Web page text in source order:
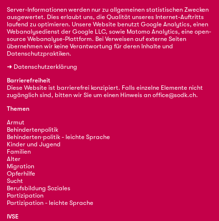
Server-Informationen werden nur zu allgemeinen statistischen Zwecken
ausgewertet. Dies erlaubt uns, die Qualität unseres Internet-Auftritts
laufend zu optimieren. Unsere Website benutzt Google Analytics, einen
Webanalysedienst der Google LLC, sowie Matomo Analytics, eine open-
source Webanalyse-Plattform. Bei Verweisen auf externe Seiten
übernehmen wir keine Verantwortung für deren Inhalte und
Datenschutzpraktiken.
➜ Datenschutzerklärung
Barrierefreiheit
Diese Website ist barrierefrei konzipiert. Falls einzelne Elemente nicht
zugänglich sind, bitten wir Sie um einen Hinweis an office@sodk.ch.
Themen
Armut
Behindertenpolitik
Behinderten·politik - leichte Sprache
Kinder und Jugend
Familien
Alter
Migration
Opferhilfe
Sucht
Berufsbildung Soziales
Partizipation
Partizipation - leichte Sprache
IVSE